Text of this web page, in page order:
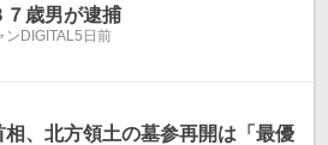
歳男が逮捕
ンDIGITAL 5日前
相、北方領土の墓参再開は「最優